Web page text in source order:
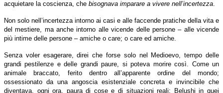
acquietare la coscienza, che bisognava imparare a vivere nell’incertezza.
Non solo nell’incertezza intorno ai casi e alle faccende pratiche della vita e
del mestiere, ma anche intorno alle vicende delle persone – alle vicende
più intime delle persone – amiche o care; o care ed amiche.
Senza voler esagerare, direi che forse solo nel Medioevo, tempo delle
grandi pestilenze e delle grandi paure, si poteva morire così. Come un
animale braccato, ferito dentro all’apparente ordine del mondo;
ossessionato da una angoscia esistenziale concreta e invincibile che
diventava, ogni ora, paura di cose e di situazioni reali; Belushi in quei